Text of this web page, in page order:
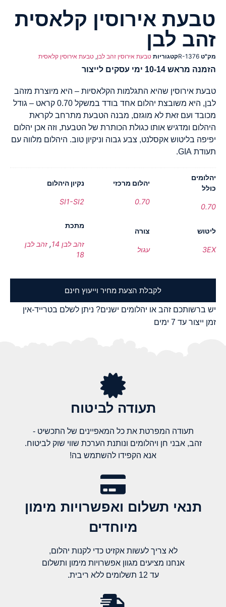
טבעת אירוסין קלאסית
זהב לבן
מק"ט R-1376קטגוריות טבעת אירוסין זהב לבן, טבעת אירוסין קלאסית
הזמנה מראש 10-14 ימי עסקים לייצור
טבעת אירוסין שהיא התגלמות הקלאסיות – היא מיוצרת מזהב
לבן, היא משובצת יהלום אחד בודד במשקל 0.70 קראט – גודל
מכובד ועם זאת לא מוגזם, מבנה הטבעת מתרחב לקראת
היהלום ומדגיש אותו כגולת הכותרת של הטבעת, וזה אכן יהלום
יפיפה בליטוש אקסלנט, צבע גבוה וניקיון טוב. היהלום מלווה עם
תעודת GIA.
יהלומים
כולל
0.70
יהלום מרכזי
0.70
נקיון היהלום
SI1-SI2
ליטוש
3EX
צורה
עגול
מתכת
זהב לבן 14 ,זהב לבן
18
לקבלת הצעת מחיר וייעוץ חינם
יש ברשותכם זהב או יהלומים ישנים? ניתן לשלם בטרייד-אין
זמן ייצור עד 7 ימים
תעודה לביטוח
תעודה המפרטת את כל המאפיינים של התכשיט -
זהב, אבני חן ויהלומים ונותנת הערכת שווי שוק לביטוח.
אנא הקפידו להשתמש בה!
תנאי תשלום ואפשרויות מימון
מיוחדים
לא צריך לעשות אקזיט כדי לקנות יהלום,
אנחנו מציעים מגוון אפשרויות מימון ותשלום
עד 12 תשלומים ללא ריבית.